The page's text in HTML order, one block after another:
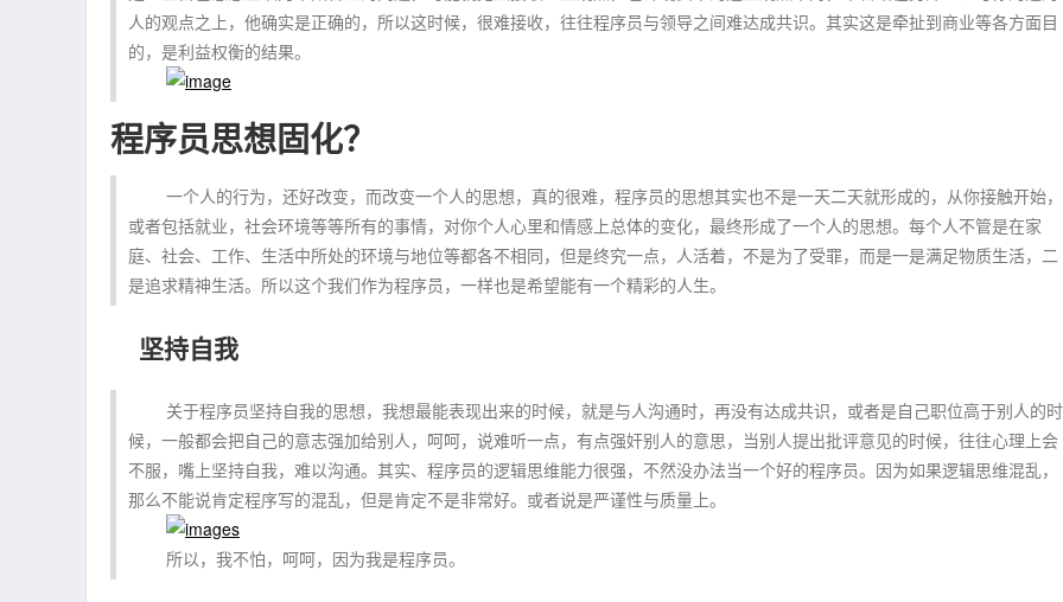
人的观点之上，他确实是正确的，所以这时候，很难接收，往往程序员与领导之间难达成共识。其实这是牵扯到商业等各方面目
的，是利益权衡的结果。
程序员思想固化？
一个人的行为，还好改变，而改变一个人的思想，真的很难，程序员的思想其实也不是一天二天就形成的，从你接触开始，
或者包括就业，社会环境等等所有的事情，对你个人心里和情感上总体的变化，最终形成了一个人的思想。每个人不管是在家
庭、社会、工作、生活中所处的环境与地位等都各不相同，但是终究一点，人活着，不是为了受罪，而是一是满足物质生活，二
是追求精神生活。所以这个我们作为程序员，一样也是希望能有一个精彩的人生。
坚持自我
关于程序员坚持自我的思想，我想最能表现出来的时候，就是与人沟通时，再没有达成共识，或者是自己职位高于别人的时
候，一般都会把自己的意志强加给别人，呵呵，说难听一点，有点强奸别人的意思，当别人提出批评意见的时候，往往心理上会
不服，嘴上坚持自我，难以沟通。其实、程序员的逻辑思维能力很强，不然没办法当一个好的程序员。因为如果逻辑思维混乱，
那么不能说肯定程序写的混乱，但是肯定不是非常好。或者说是严谨性与质量上。
所以，我不怕，呵呵，因为我是程序员。